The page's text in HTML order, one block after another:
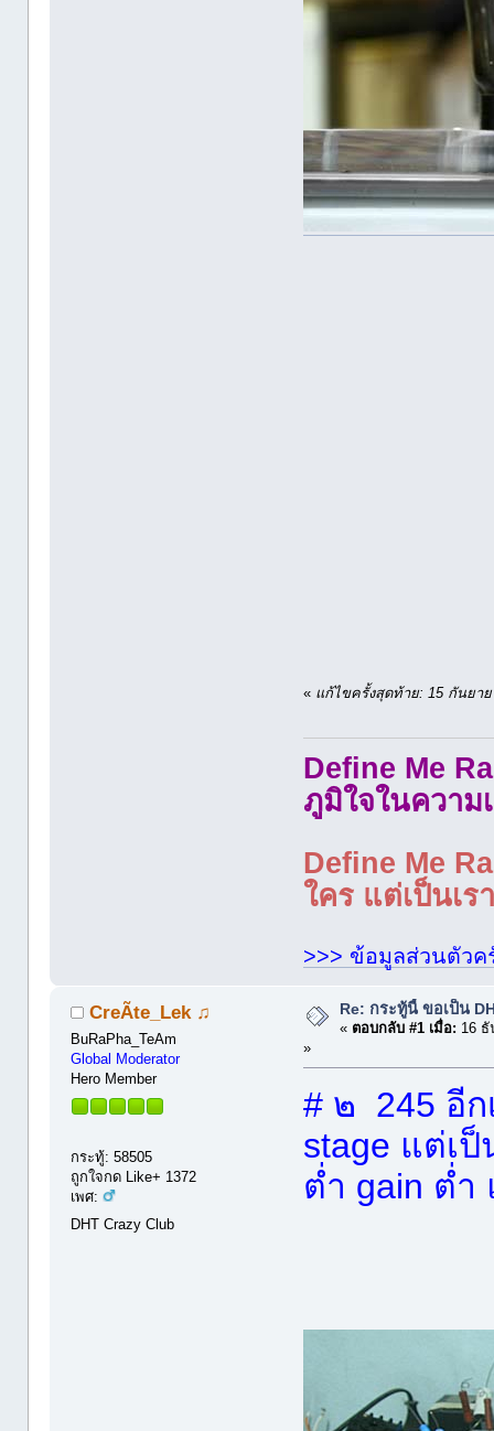
« แก้ไขครั้งสุดท้าย: 15 กันยาย
Define Me
ภูมิใจในความ
Define Me
ใคร แต่เป็นเ
>>> ข้อมูลส่วนตัวค
CreÃte_Lek ♫
BuRaPha_TeAm
Global Moderator
Hero Member
กระทู้: 58505
ถูกใจกด Like+ 1372
เพศ:
DHT Crazy Club
Re: กระทู้นี้ ขอเป็น
« ตอบกลับ #1 เมื่อ: 16 ธั
»
# ๒ 245 อี
stage แต่เ
ต่ำ gain ต่ำ